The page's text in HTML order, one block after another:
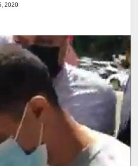
2020